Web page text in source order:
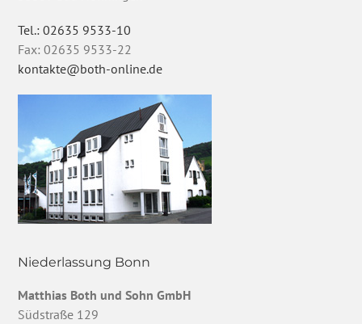
Tel.: 02635 9533-10
Fax: 02635 9533-22
kontakte@both-online.de
Niederlassung Bonn
Matthias Both und Sohn GmbH
Südstraße 129